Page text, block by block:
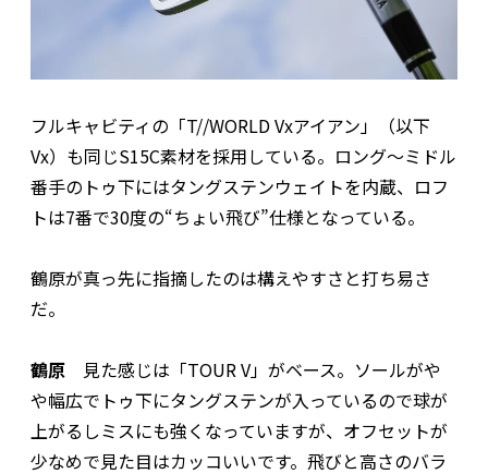
フルキャビティの「T//WORLD Vxアイアン」（以下
Vx）も同じS15C素材を採用している。ロング〜ミドル
番手のトゥ下にはタングステンウェイトを内蔵、ロフ
トは7番で30度の“ちょい飛び”仕様となっている。
鶴原が真っ先に指摘したのは構えやすさと打ち易さ
だ。
鶴原 見た感じは「TOUR V」がベース。ソールがや
や幅広でトゥ下にタングステンが入っているので球が
上がるしミスにも強くなっていますが、オフセットが
少なめで見た目はカッコいいです。飛びと高さのバラ